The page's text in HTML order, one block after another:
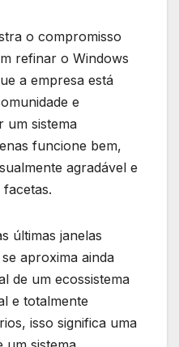
o compromisso
refinar o Windows
a empresa está
e
um sistema
funcione bem,
agradável e
últimas janelas
aproxima ainda
de um ecossistema
e totalmente
isso significa uma